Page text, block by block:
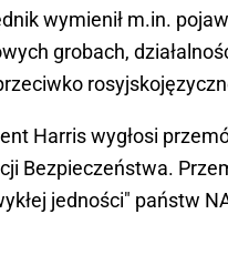
wymienił m.in.
grobach,
Harris wygłosi
Bezpieczeństwa.
jedności" państw